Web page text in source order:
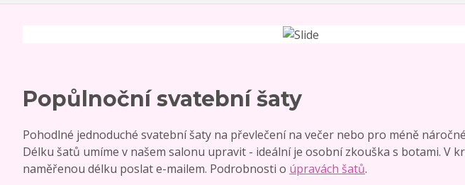
Popůlnoční svatební šaty
Pohodlné jednoduché svatební šaty na převlečení na večer nebo pro méně
Délku šatů umíme v našem salonu upravit - ideální je osobní zkouška s botami. V
naměřenou délku poslat e-mailem. Podrobnosti o úpravách šatů.